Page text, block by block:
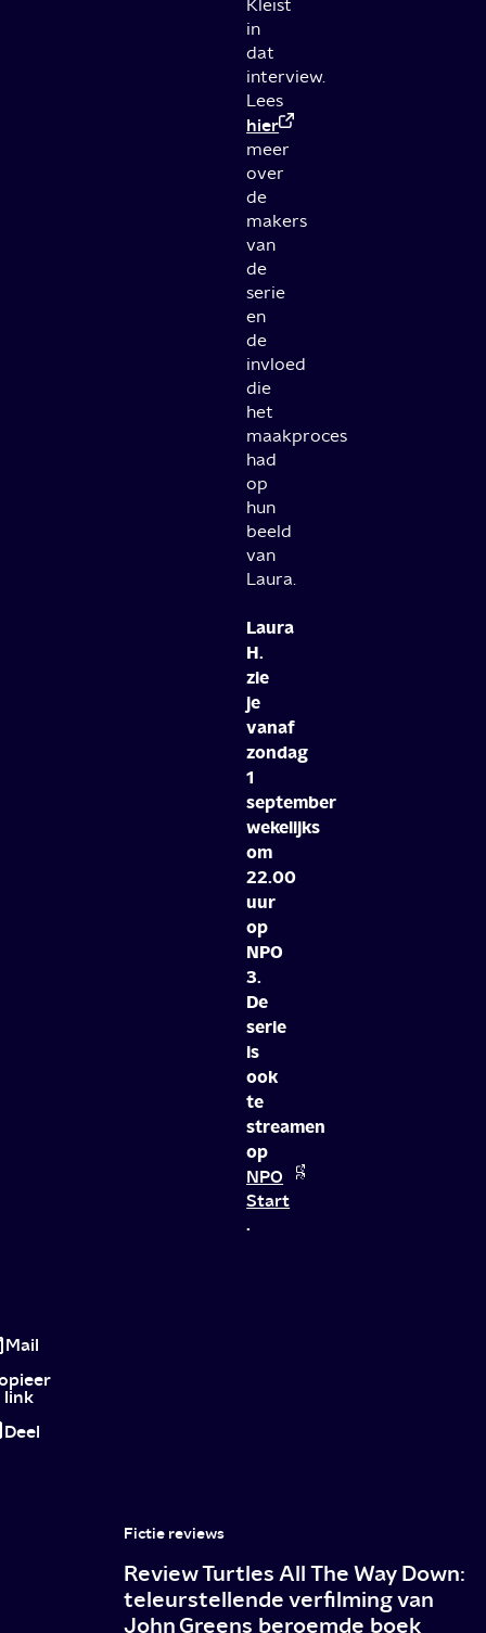
Kleist
in
dat
interview.
Lees
hier
meer
over
de
makers
van
de
serie
en
de
invloed
die
het
maakproces
had
op
hun
beeld
van
Laura.
Laura
H.
zie
je
vanaf
zondag
1
september
wekelijks
om
22.00
uur
op
NPO
3.
De
serie
is
ook
te
streamen
op
NPO
Start
.
Laura
H.
op
NPO
Mail
link
Deel
Fictie reviews
Review Turtles All The Way Down:
teleurstellende verfilming van
John Greens beroemde boek